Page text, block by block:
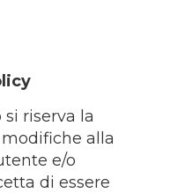
riserva la
alla
e/o
di essere